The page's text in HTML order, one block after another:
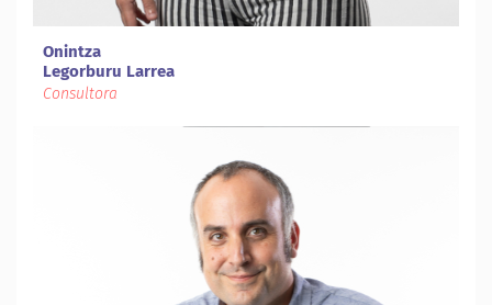
Onintza
Legorburu Larrea
Consultora